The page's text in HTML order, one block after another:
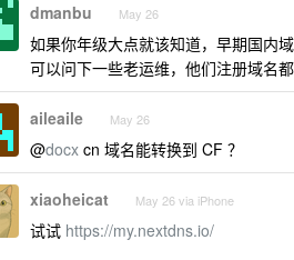
dmanbu May 26
如果你年级大点就该知道，早期国内
可以问下一些老运维，他们注册域名
aileaile May 26
@docx cn 域名能转换到 CF ？
xiaoheicat May 26 via iPhone
试试 https://my.nextdns.io/